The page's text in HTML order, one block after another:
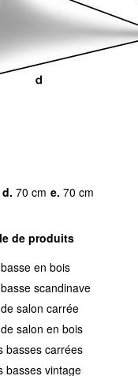
d. 70 cm e. 70 cm
de produits
en bois
scandinave
salon carrée
salon en bois
basses carrées
basses vintage